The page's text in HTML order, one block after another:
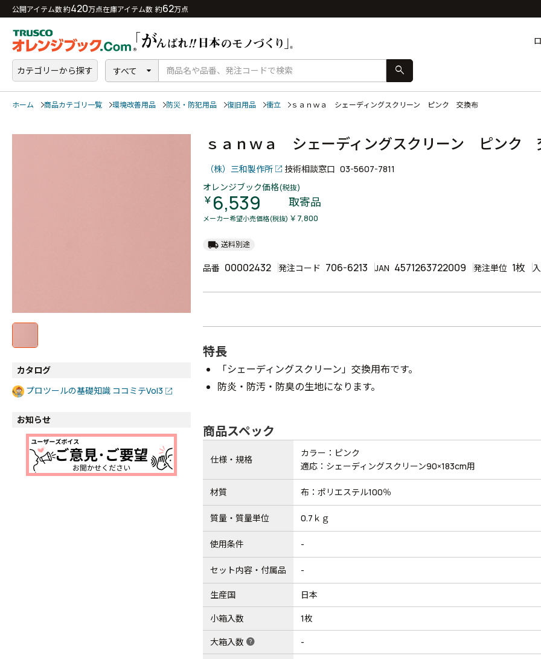
公開アイテム数 約420万点在庫アイテム数 約62万点
カテゴリーから探す すべて search
ホーム 商品カテゴリ一覧 環境改善用品 防災・防犯用品 復旧用品 衝立 ｓａｎｗａ シェーディングスクリーン ピンク 交換布
カタログ
プロツールの基礎知識 ココミテVol3
お知らせ
ｓａｎｗａ シェーディングスクリーン ピン
（株）三和製作所 技術相談窓口 03-5607-7811
オレンジブック価格(税抜)
￥ 6,539 取寄品
メーカー希望小売価格(税抜) ￥7,800
local_shipping 送料別途
品番 00002432 発注コード 706-6213 JAN 4571263722009 発注単位 1枚
特長
「シェーディングスクリーン」交換用布です。
防炎・防汚・防臭の生地になります。
商品スペック
仕様・規格
カラー：ピンク
適応：シェーディングスクリーン90×183cm用
材質 布：ポリエステル100％
質量・質量単位 0.7ｋｇ
使用条件 -
セット内容・付属品 -
生産国 日本
小箱入数 1枚
大箱入数 help -